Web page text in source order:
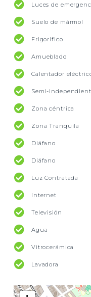
Luces de
Suelo de mármol
Frigorífico
Amueblado
Calentador
Semi-
Zona céntrica
Zona Tranquila
Diáfano
Diáfano
Luz Contratada
Internet
Televisión
Agua
Vitrocerámica
Lavadora